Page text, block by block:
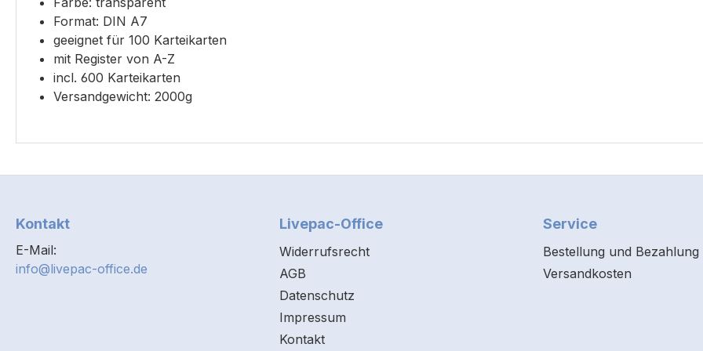
Format: DIN A7
geeignet für 100 Karteikarten
mit Register von A-Z
incl. 600 Karteikarten
Versandgewicht: 2000g
Kontakt
E-Mail:
info@livepac-office.de
Livepac-Office
Widerrufsrecht
AGB
Datenschutz
Impressum
Kontakt
Service
Bestellung und Bezahlung
Versandkosten